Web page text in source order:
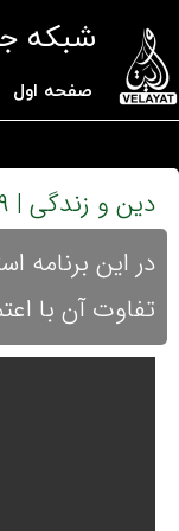
شبکه
صفحه اول
دین و زندگی | ۱۴۰۱.۱۲.۱۹ | استاد عشقی
در این برنامه
تفاوت آن با